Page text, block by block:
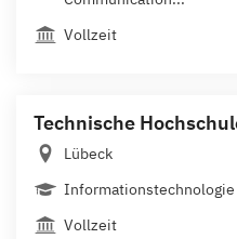
Vollzeit
Technische
Lübeck
Informationstechnologie
Vollzeit